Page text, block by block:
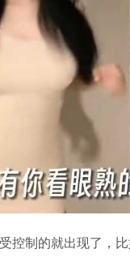
控制的就出现了，